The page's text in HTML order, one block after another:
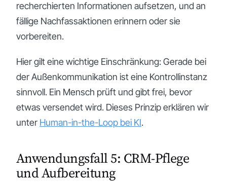
recherchierten Informationen aufsetzen, und an
fällige Nachfassaktionen erinnern oder sie
vorbereiten.
Hier gilt eine wichtige Einschränkung: Gerade bei
der Außenkommunikation ist eine Kontrollinstanz
sinnvoll. Ein Mensch prüft und gibt frei, bevor
etwas versendet wird. Dieses Prinzip erklären wir
unter Human-in-the-Loop bei KI.
Anwendungsfall 5: CRM-Pflege
und Aufbereitung